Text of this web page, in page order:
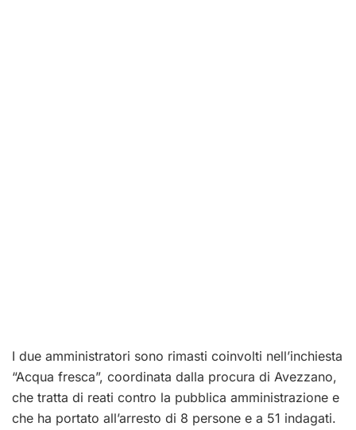
I due amministratori sono rimasti coinvolti nell’inchiesta
“Acqua fresca”, coordinata dalla procura di Avezzano,
che tratta di reati contro la pubblica amministrazione e
che ha portato all’arresto di 8 persone e a 51 indagati.